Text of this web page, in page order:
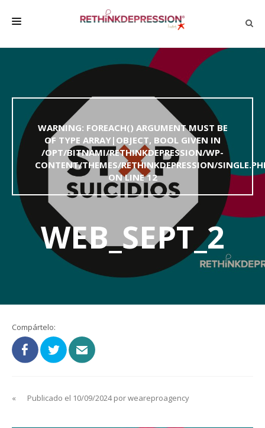
ACERCA DE LA DEPRESIÓN
HABLAR CON LOS DEMÁS
BIENESTAR
FAMILIA Y AMIGOS
DEPRESSÃO SEM RODEIOS
WARNING: FOREACH() ARGUMENT MUST BE
OF TYPE ARRAY|OBJECT, BOOL GIVEN IN
/OPT/BITNAMI/RETHINKDEPRESSION/WP-
CONTENT/THEMES/RETHINKDEPRESSION/
ON LINE12
WEB_SEPT_2
Compártelo:
« Publicado el 10/09/2024 por weareproagency